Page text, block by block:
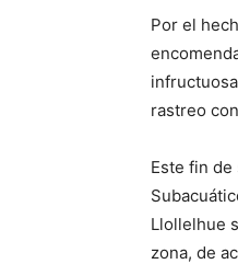
Por el
rastreo
Este fin
Llollelhue
zona, de